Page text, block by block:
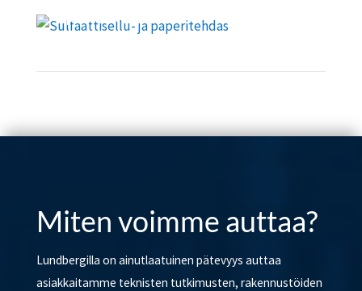
Miten voimme auttaa?
Lundbergilla on ainutlaatuinen pätevyys auttaa
asiakkaitamme teknisten tutkimusten, rakennustöiden